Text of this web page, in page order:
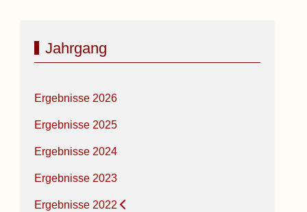
Jahrgang
Ergebnisse 2026
Ergebnisse 2025
Ergebnisse 2024
Ergebnisse 2023
Ergebnisse 2022